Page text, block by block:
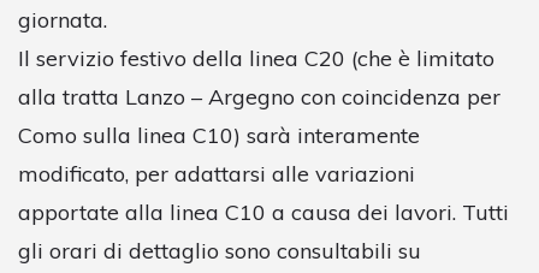
giornata.
Il servizio festivo della linea C20 (che è limitato
alla tratta Lanzo – Argegno con coincidenza per
Como sulla linea C10) sarà interamente
modificato, per adattarsi alle variazioni
apportate alla linea C10 a causa dei lavori. Tutti
gli orari di dettaglio sono consultabili su